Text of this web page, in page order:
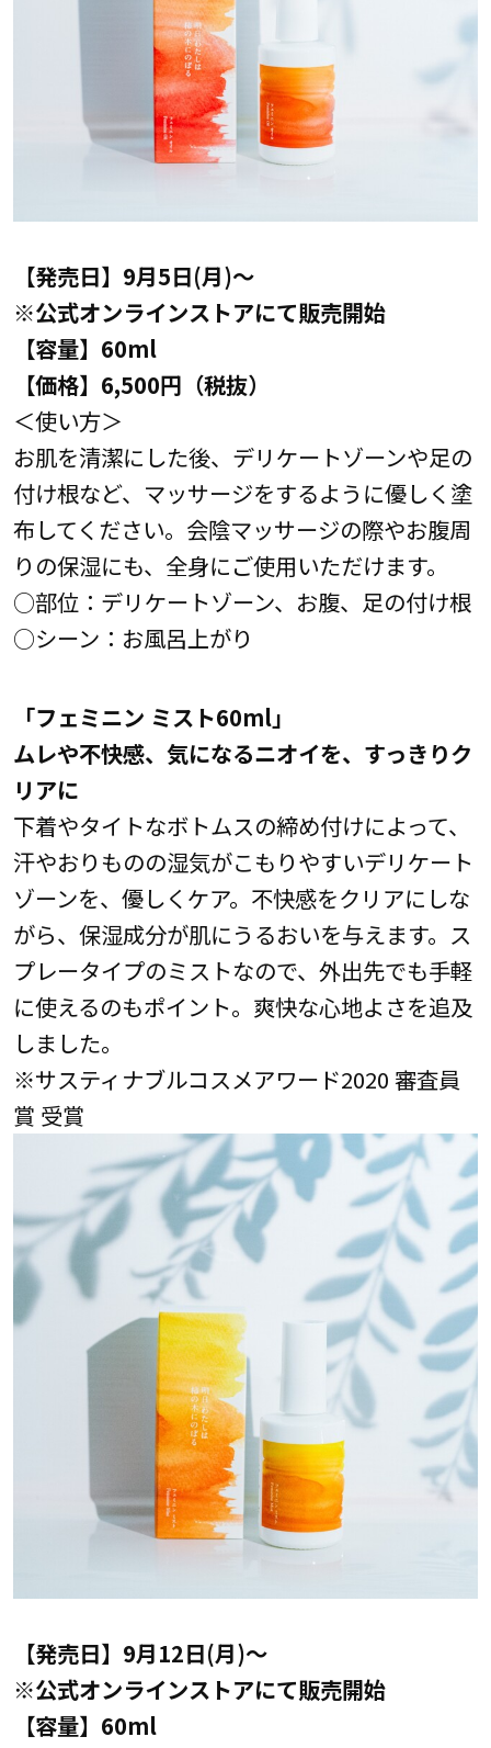
【発売日】9月5日(月)～
※公式オンラインストアにて販売開始
【容量】60ml
【価格】6,500円（税抜）
＜使い方＞
お肌を清潔にした後、デリケートゾーンや足の
付け根など、マッサージをするように優しく塗
布してください。会陰マッサージの際やお腹周
りの保湿にも、全身にご使用いただけます。
○部位：デリケートゾーン、お腹、足の付け根
○シーン：お風呂上がり
「フェミニン ミスト60ml」
ムレや不快感、気になるニオイを、すっきりク
リアに
下着やタイトなボトムスの締め付けによって、
汗やおりものの湿気がこもりやすいデリケート
ゾーンを、優しくケア。不快感をクリアにしな
がら、保湿成分が肌にうるおいを与えます。ス
プレータイプのミストなので、外出先でも手軽
に使えるのもポイント。爽快な心地よさを追及
しました。
※サスティナブルコスメアワード2020 審査員
賞 受賞
【発売日】9月12日(月)～
※公式オンラインストアにて販売開始
【容量】60ml